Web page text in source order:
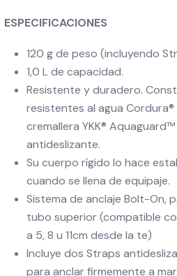
ESPECIFICACIONES
120 g de peso (incluyendo
1,0 L de capacidad.
Resistente y duradero.
resistentes al agua
cremallera YKK®
antideslizante.
Su cuerpo rígido lo hace
cuando se llena de equipaje.
Sistema de anclaje Bolt-On,
tubo superior (compatible
a 5, 8 u 11cm desde la te)
Incluye dos Straps
para anclar firmemente a